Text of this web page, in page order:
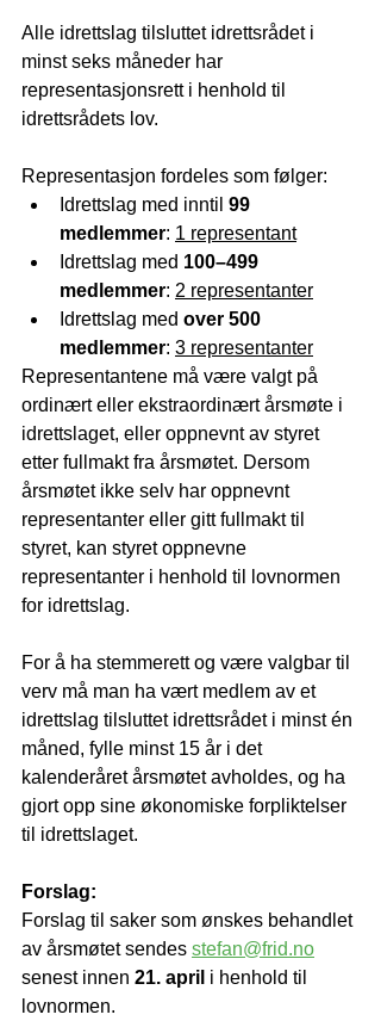
Alle idrettslag tilsluttet idrettsrådet i
minst seks måneder har
representasjonsrett i henhold til
idrettsrådets lov.
Representasjon fordeles som følger:
Idrettslag med inntil 99
medlemmer: 1 representant
Idrettslag med 100–499
medlemmer: 2 representanter
Idrettslag med over 500
medlemmer: 3 representanter
Representantene må være valgt på
ordinært eller ekstraordinært årsmøte i
idrettslaget, eller oppnevnt av styret
etter fullmakt fra årsmøtet. Dersom
årsmøtet ikke selv har oppnevnt
representanter eller gitt fullmakt til
styret, kan styret oppnevne
representanter i henhold til lovnormen
for idrettslag.
For å ha stemmerett og være valgbar til
verv må man ha vært medlem av et
idrettslag tilsluttet idrettsrådet i minst én
måned, fylle minst 15 år i det
kalenderåret årsmøtet avholdes, og ha
gjort opp sine økonomiske forpliktelser
til idrettslaget.
Forslag:
Forslag til saker som ønskes behandlet
av årsmøtet sendes stefan@frid.no
senest innen 21. april i henhold til
lovnormen.